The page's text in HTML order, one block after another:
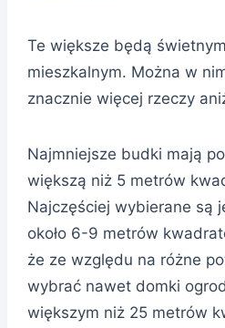
Te większe będą
mieszkalnym. Można w
znacznie więcej rzeczy
Najmniejsze budki mają
większą niż 5 metrów
Najczęściej wybierane są
około 6-9 metrów
że ze względu na różne
wybrać nawet domki
większym niż 25 metrów